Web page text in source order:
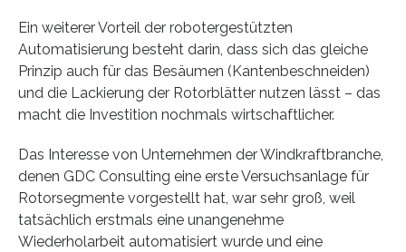
Ein weiterer Vorteil der robotergestützten
Automatisierung besteht darin, dass sich das gleiche
Prinzip auch für das Besäumen (Kantenbeschneiden)
und die Lackierung der Rotorblätter nutzen lässt – das
macht die Investition nochmals wirtschaftlicher.
Das Interesse von Unternehmen der Windkraftbranche,
denen GDC Consulting eine erste Versuchsanlage für
Rotorsegmente vorgestellt hat, war sehr groß, weil
tatsächlich erstmals eine unangenehme
Wiederholarbeit automatisiert wurde und eine